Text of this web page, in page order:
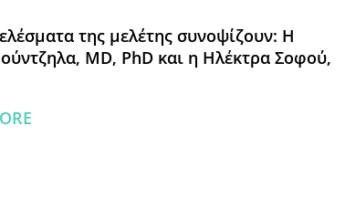
της μελέτης συνοψίζουν: Η
MD, PhD και η Ηλέκτρα Σοφού,